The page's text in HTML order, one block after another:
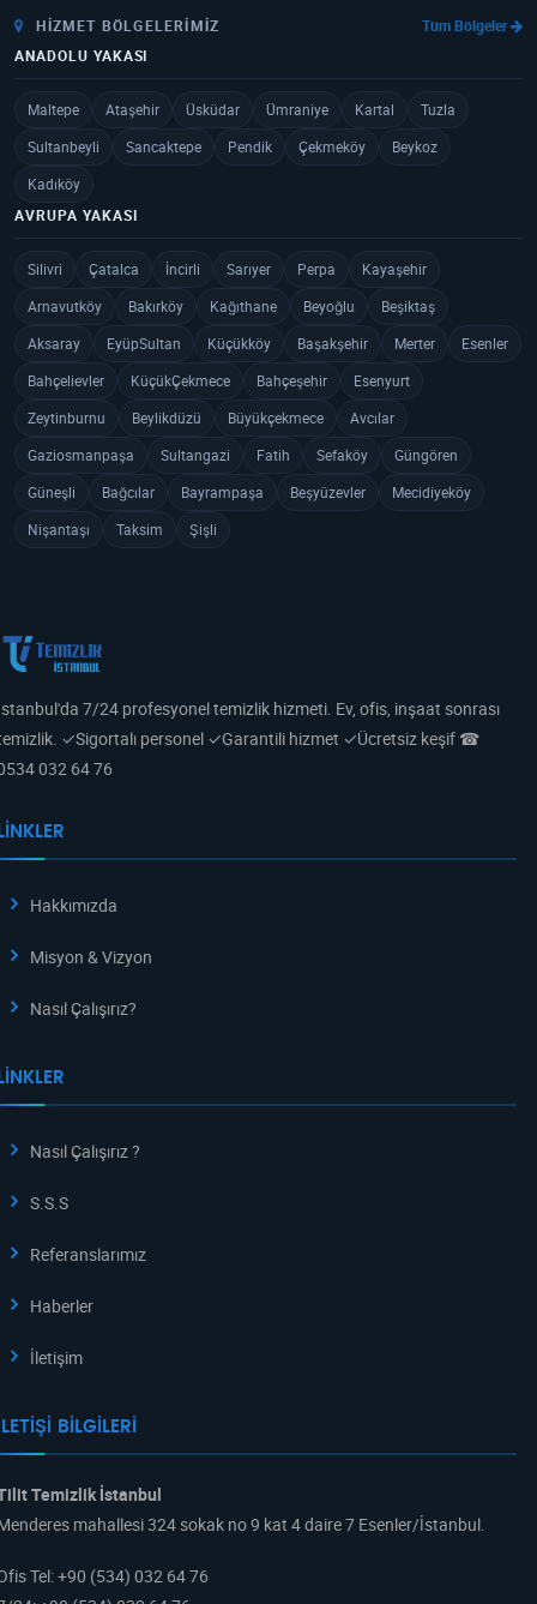
HIZMET BÖLGELERIMIZ
Tüm Bölgeler
ANADOLU YAKASI
Maltepe Ataşehir Üsküdar Ümraniye Kartal
Tuzla
Sultanbeyli
Sancaktepe Pendik Çekmeköy
Beykoz
Kadıköy
AVRUPA YAKASI
Silivri Çatalca İncirli Sarıyer Perpa
Kayaşehir
Arnavutköy
Bakırköy Kağıthane Beyoğlu
Beşiktaş
Aksaray
EyüpSultan Küçükköy Başakşehir Merter
Esenler
Bahçelievler
KüçükÇekmece Bahçeşehir
Esenyurt
Zeytinburnu
Beylikdüzü Büyükçekmece
Avcılar
Gaziosmanpaşa
Sultangazi Fatih Sefaköy
Güngören
Güneşli
Bağcılar Bayrampaşa Beşyüzevler
Mecidiyeköy
Nişantaşı
Taksim Şişli
7/24 profesyonel temizlik hizmeti. Ev, ofis, inşaat sonrası
✓Sigortalı personel ✓Garantili hizmet ✓Ücretsiz keşif ☎
032 64 76
Hakkımızda
Misyon & Vizyon
Nasıl Çalışırız?
Nasıl Çalışırız ?
S.S.S
Referanslarımız
Haberler
İletişim
BILGILERI
Temizlik İstanbul
mahallesi 324 sokak no 9 kat 4 daire 7 Esenler/İstanbul.
Tel:+90 (534) 032 64 76